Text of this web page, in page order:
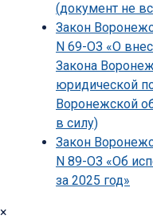
(документ не
Закон
N 69-ОЗ «О
Закона
юридической
Воронежской
в силу)
Закон
N 89-ОЗ «Об
за 2025 год»
×